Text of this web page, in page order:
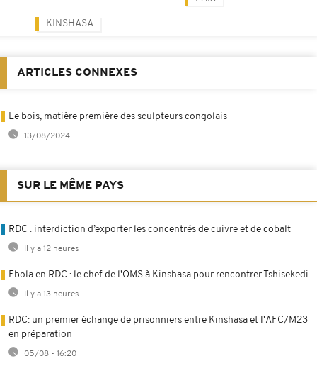
KINSHASA
ARTICLES CONNEXES
Le bois, matière première des sculpteurs congolais
13/08/2024
SUR LE MÊME PAYS
RDC : interdiction d’exporter les concentrés de cuivre et de cobalt
Il y a 12 heures
Ebola en RDC : le chef de l'OMS à Kinshasa pour rencontrer Tshisekedi
Il y a 13 heures
RDC: un premier échange de prisonniers entre Kinshasa et l'AFC/M23
en préparation
05/08 - 16:20